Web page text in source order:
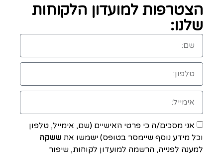
הצטרפות למועדון הלקוחות
שלנו:
אני מסכים/ה כי פרטי האישיים (שם, אימייל, טלפון
וכל מידע נוסף שיימסר בטופס) ישמשו את ששקה
למענה לפנייה, הרשמה למועדון לקוחות, שיפור